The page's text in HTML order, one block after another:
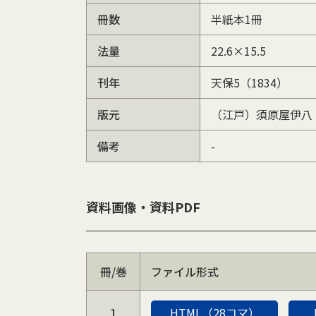
冊数
半紙本1冊
法量
22.6×15.5
刊年
天保5（1834）
版元
（江戸）須原屋伊八
備考
-
資料画像・資料PDF
冊/巻 ファイル形式
1 HTML（28コマ）